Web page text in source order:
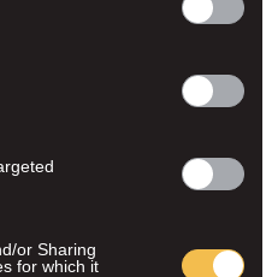
or Sharing
for which it